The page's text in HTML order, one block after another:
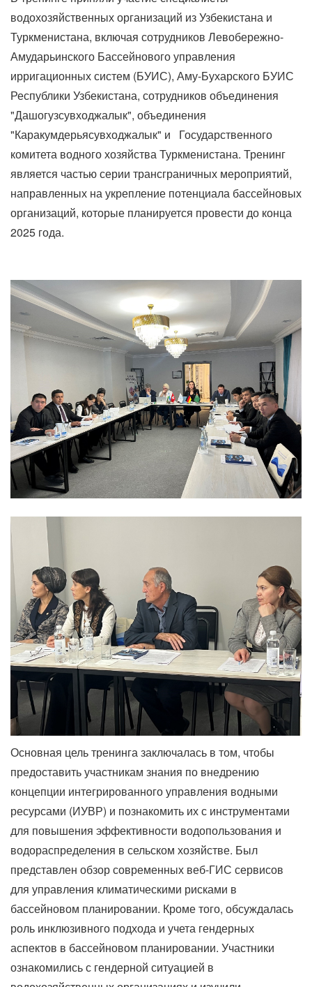
водохозяйственных организаций из Узбекистана и
Туркменистана, включая сотрудников Левобережно-
Амударьинского Бассейнового управления
ирригационных систем (БУИС), Аму-Бухарского БУИС
Республики Узбекистана, сотрудников объединения
"Дашогузсувходжалык", объединения
"Каракумдерьясувходжалык" и Государственного
комитета водного хозяйства Туркменистана. Тренинг
является частью серии трансграничных мероприятий,
направленных на укрепление потенциала бассейновых
организаций, которые планируется провести до конца
2025 года.
Основная цель тренинга заключалась в том, чтобы
предоставить участникам знания по внедрению
концепции интегрированного управления водными
ресурсами (ИУВР) и познакомить их с инструментами
для повышения эффективности водопользования и
водораспределения в сельском хозяйстве. Был
представлен обзор современных веб-ГИС сервисов
для управления климатическими рисками в
бассейновом планировании. Кроме того, обсуждалась
роль инклюзивного подхода и учета гендерных
аспектов в бассейновом планировании. Участники
ознакомились с гендерной ситуацией в